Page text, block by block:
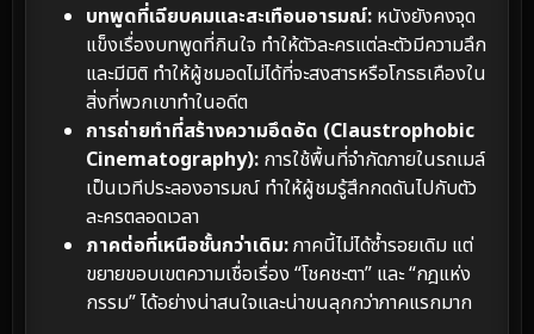
บทพูดที่เฉียบคมและสะเทือนอารมณ์: หนังยังคงจุด
แข็งเรื่องบทพูดที่กินใจ ทำให้ตัวละครแต่ละตัวมีความลึก
และมีมิติ ทำให้ผู้ชมอดไม่ได้ที่จะสงสารหรือโกรธเคืองใน
สิ่งที่พวกเขาทำในอดีต
การถ่ายทำที่สร้างความอึดอัด (Claustrophobic
Cinematography): การใช้พื้นที่จำกัดภายในรถเมล์
เป็นเวทีประลองอารมณ์ ทำให้ผู้ชมรู้สึกกดดันไปกับตัว
ละครตลอดเวลา
ภาคต่อที่เหนือชั้นกว่าเดิม:ภาคนี้ไม่ได้ซ้ำรอยเดิม แต่
ขยายขอบเขตความเชื่อเรื่อง “โชคชะตา” และ “กฎแห่ง
กรรม” ได้อย่างน่าสนใจและน่าขนลุกกว่าภาคแรกมาก